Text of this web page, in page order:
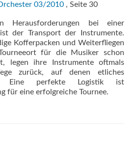
03/2010 , Seite 30
Herausforderungen bei einer
der Transport der Instrumente.
Kofferpacken und Weiterfliegen
für die Musiker schon
legen ihre Instrumente oftmals
zurück, auf denen etliches
Eine perfekte Logistik ist
für eine erfolgreiche Tournee.